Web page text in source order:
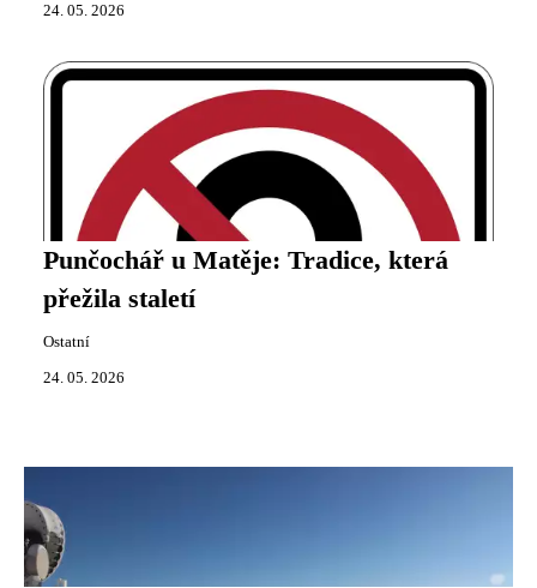
24. 05. 2026
Punčochář u Matěje: Tradice, která
přežila staletí
Ostatní
24. 05. 2026